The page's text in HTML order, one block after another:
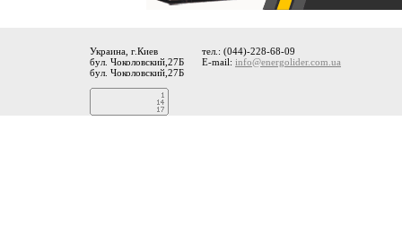
Украина, г.Киев
бул. Чоколовский,27Б
бул. Чоколовский,27Б
тел.: (044)-228-68-09
E-mail: info@energolider.com.ua